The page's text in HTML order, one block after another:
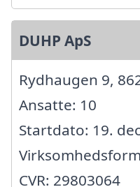
DUHP ApS
Rydhaugen 9,
Ansatte: 10
Startdato: 19.
CVR: 29803064